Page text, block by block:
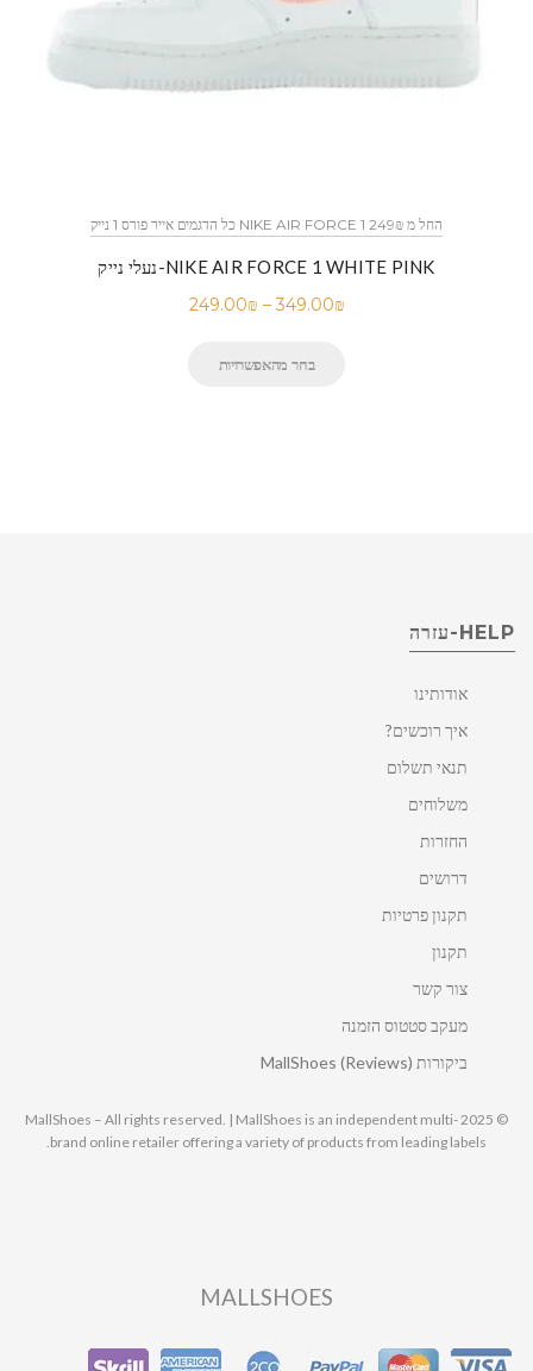
כל הדגמים אייר פורס 1 נייק NIKE AIR FORCE 1 החל מ 249₪
נעלי נייק-NIKE AIR FORCE 1 WHITE PINK
249.00₪ – 349.00₪
בחר מהאפשרויות
HELP-עזרה
אודותינו
איך רוכשים?
תנאי תשלום
משלוחים
החזרות
דרושים
תקנון פרטיות
תקנון
צור קשר
מעקב סטטוס הזמנה
ביקורות MallShoes (Reviews)
© 2025 MallShoes – All rights reserved. | MallShoes is an independent multi-
brand online retailer offering a variety of products from leading labels.
MALLSHOES